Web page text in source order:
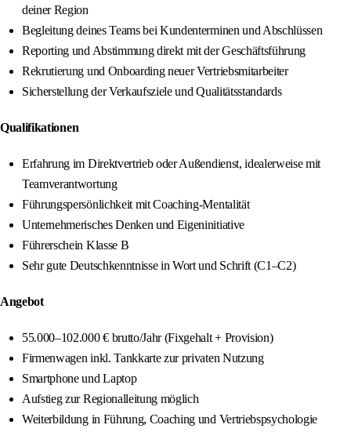
deiner Region
Begleitung deines Teams bei Kundenterminen und Abschlüssen
Reporting und Abstimmung direkt mit der Geschäftsführung
Rekrutierung und Onboarding neuer Vertriebsmitarbeiter
Sicherstellung der Verkaufsziele und Qualitätsstandards
Qualifikationen
Erfahrung im Direktvertrieb oder Außendienst, idealerweise mit
Teamverantwortung
Führungspersönlichkeit mit Coaching-Mentalität
Unternehmerisches Denken und Eigeninitiative
Führerschein Klasse B
Sehr gute Deutschkenntnisse in Wort und Schrift (C1–C2)
Angebot
55.000–102.000 € brutto/Jahr (Fixgehalt + Provision)
Firmenwagen inkl. Tankkarte zur privaten Nutzung
Smartphone und Laptop
Aufstieg zur Regionalleitung möglich
Weiterbildung in Führung, Coaching und Vertriebspsychologie